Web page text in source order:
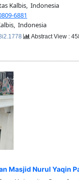
Kalbis, Indonesia
6881
Indonesia
Abstract View :
Masjid Nurul Yaqin